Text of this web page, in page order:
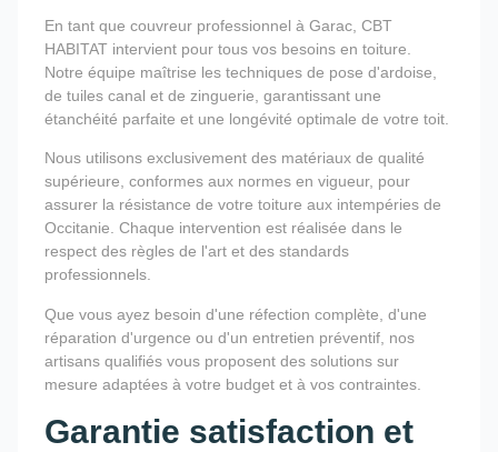
En tant que couvreur professionnel à Garac, CBT
HABITAT intervient pour tous vos besoins en toiture.
Notre équipe maîtrise les techniques de pose d'ardoise,
de tuiles canal et de zinguerie, garantissant une
étanchéité parfaite et une longévité optimale de votre toit.
Nous utilisons exclusivement des matériaux de qualité
supérieure, conformes aux normes en vigueur, pour
assurer la résistance de votre toiture aux intempéries de
Occitanie. Chaque intervention est réalisée dans le
respect des règles de l'art et des standards
professionnels.
Que vous ayez besoin d'une réfection complète, d'une
réparation d'urgence ou d'un entretien préventif, nos
artisans qualifiés vous proposent des solutions sur
mesure adaptées à votre budget et à vos contraintes.
Garantie satisfaction et